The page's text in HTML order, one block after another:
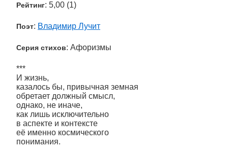
Рейтинг: 5,00 (1)
Поэт: Владимир Лучит
Серия стихов: Афоризмы
***
И жизнь,
казалось бы, привычная земная
обретает должный смысл,
однако, не иначе,
как лишь исключительно
в аспекте и контексте
её именно космического
понимания.